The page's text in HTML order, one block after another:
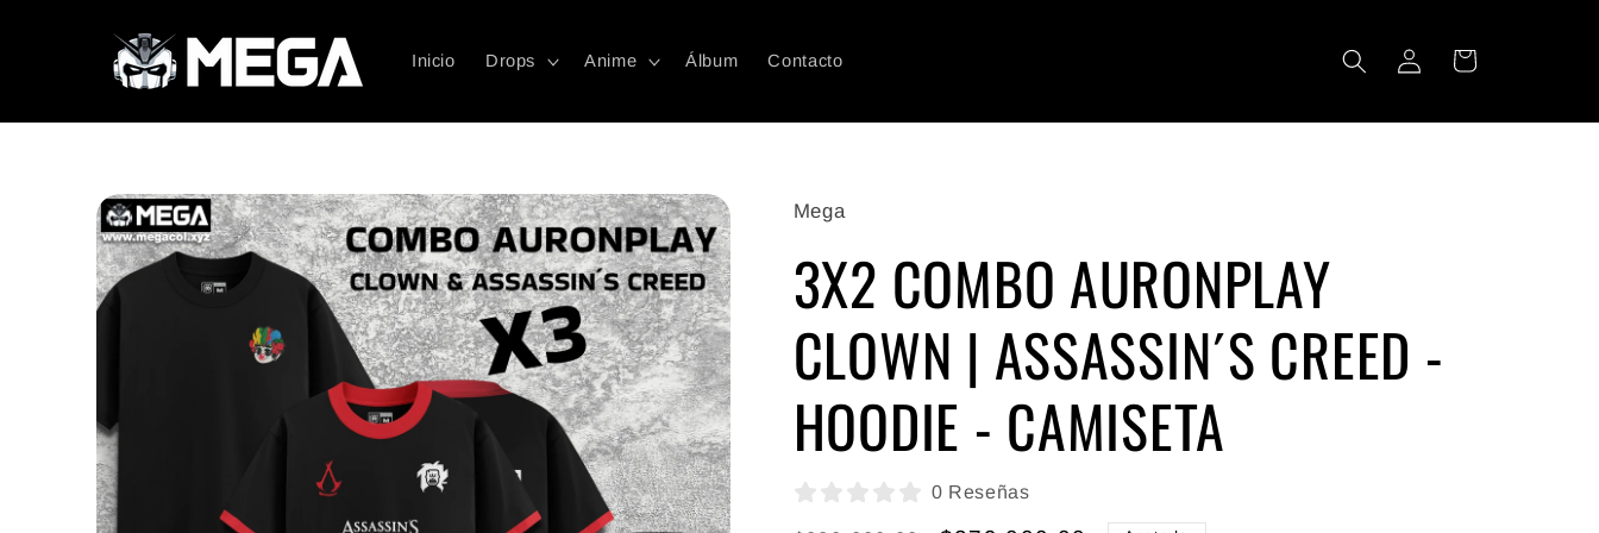
directamente
al contenido
Inicio Drops Anime Álbum Contacto
Iniciar
sesión
Carrito
directamente
a la
información
del producto
Mega
3X2 COMBO AURONPLAY
CLOWN | ASSASSIN´S CREED -
HOODIE - CAMISETA
0 Reseñas